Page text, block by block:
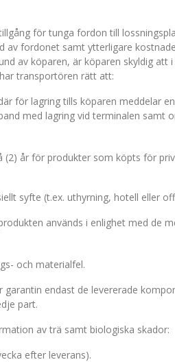
för tunga fordon till
fordonet samt ytterligare
av köparen, är köparen skyldig
transportören rätt att:
för lagring tills köparen meddelar
med lagring vid terminalen samt
år för produkter som köpts för
syfte (t.ex. uthyrning, hotell eller
används i enlighet med de
och materialfel.
endast de levererade
part.
av trä samt biologiska skador:
efter leverans).